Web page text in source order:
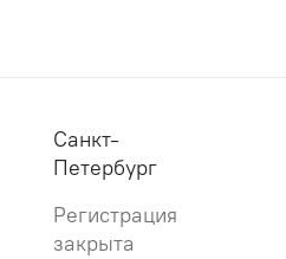
Санкт-
Петербург
Регистрация
закрыта